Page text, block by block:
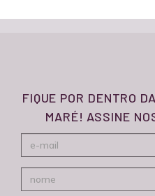
FIQUE POR DENTRO
MARÉ! ASSINE